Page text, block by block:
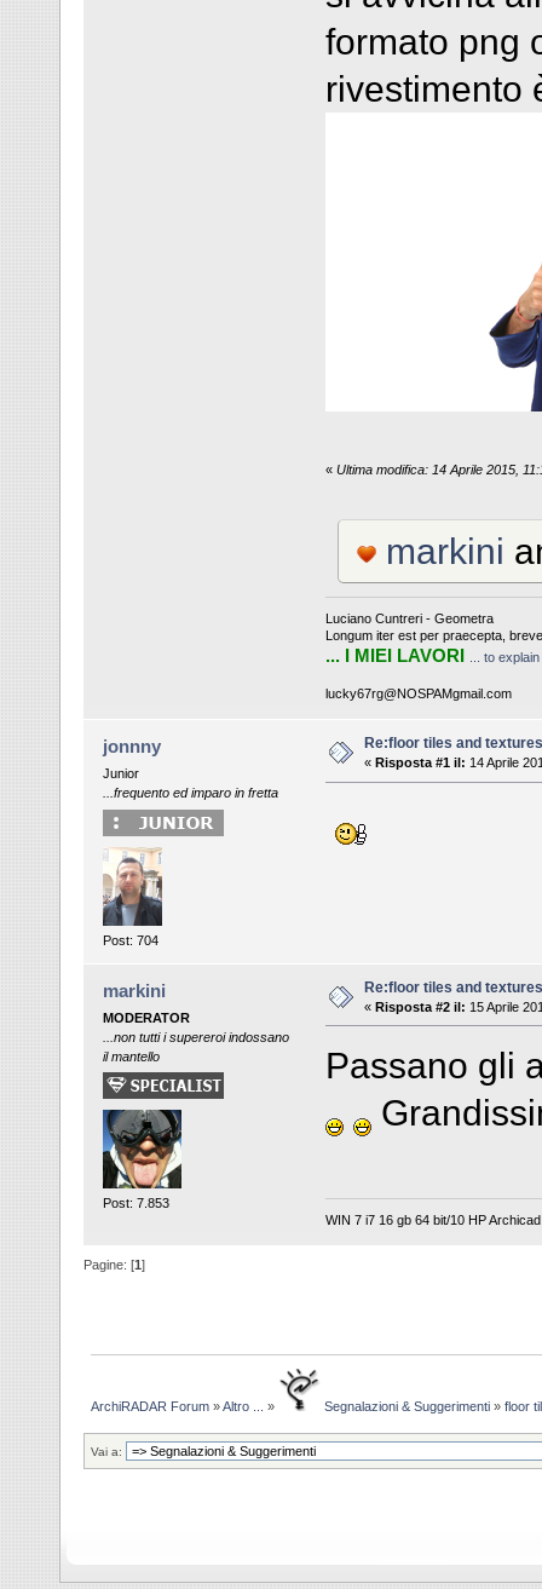
formato png
« Ultima modifica: 14 Aprile 2015,
markini
Luciano Cuntreri - Geometra
Longum iter est per praecepta,
... I MIEI LAVORI ... to
lucky67rg@NOSPAMgmail.com
jonnny
Junior
...frequento ed imparo in fretta
Post: 704
Re:floor tiles and
« Risposta #1 il: 14 Aprile
markini
MODERATOR
...non tutti i supereroi indossano
il mantello
Post: 7.853
Re:floor tiles and
« Risposta #2 il: 15 Aprile
Passano gli
WIN 7 i7 16 gb 64 bit/10 HP
Pagine: [1]
ArchiRADAR Forum »Altro ... » Segnalazioni & Suggerimenti »floor
Vai a: